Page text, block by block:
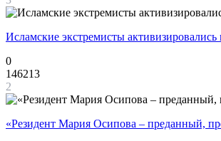
Исламские экстремисты
0
146213
2
«Резидент Мария Осипова – преданный,